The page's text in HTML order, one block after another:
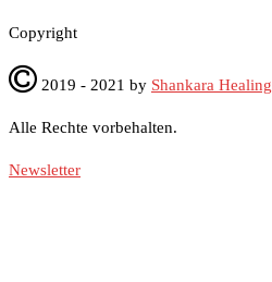
Co­py­right
2019 - 2021 by Shankara Healing
Alle Rech­te vor­be­hal­ten.
Newsletter